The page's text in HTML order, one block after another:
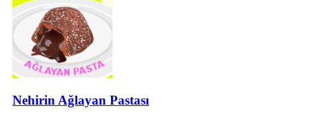
Nehirin Ağlayan Pastası